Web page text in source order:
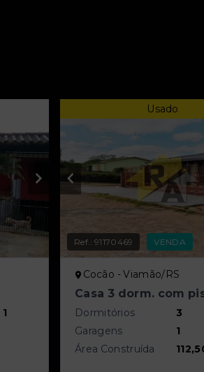
1
Usado
Ref.:91170469 VENDA
Cocão - Viamão/RS
Casa 3 dorm. com
Dormitórios
3
Garagens
1
Área Construída